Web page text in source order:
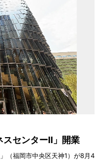
スセンターII」開業
（福岡市中央区天神1）が8月4